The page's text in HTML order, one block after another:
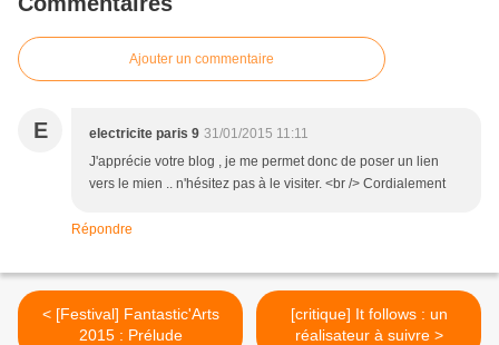
Ajouter un commentaire
E electricite paris 9 31/01/2015 11:11
J'apprécie votre blog , je me permet donc de poser un lien
vers le mien .. n'hésitez pas à le visiter. <br /> Cordialement
Répondre
< [Festival] Fantastic'Arts
2015 : Prélude
[critique] It follows : un
réalisateur à suivre >